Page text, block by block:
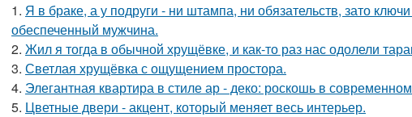
1. Я в браке, а у подруги - ни штампа, ни обязательств, зато
обеспеченный мужчина.
2. Жил я тогда в обычной хрущёвке, и как-то раз нас одолели
3. Светлая хрущёвка с ощущением простора.
4. Элегантная квартира в стиле ар - деко: роскошь в
5. Цветные двери - акцент, который меняет весь интерьер.